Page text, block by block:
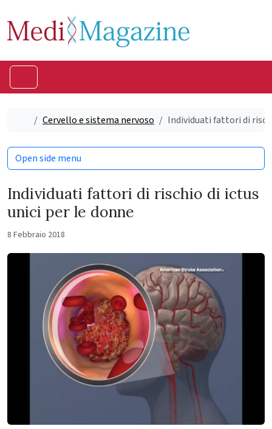
Home
Cervello e sistema nervoso Individuati fattori di
Individuati fattori di rischio di ictus
unici per le donne
8 Febbraio 2018
Open side menu